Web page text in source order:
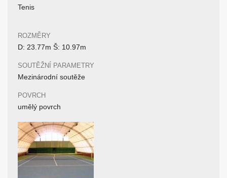
Tenis
ROZMĚRY
D: 23.77m Š: 10.97m
SOUTĚŽNÍ PARAMETRY
Mezinárodní soutěže
POVRCH
umělý povrch